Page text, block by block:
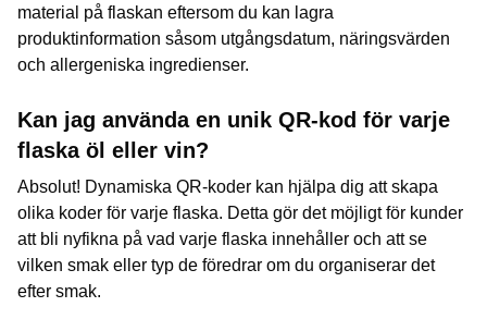
material på flaskan eftersom du kan lagra
produktinformation såsom utgångsdatum, näringsvärden
och allergeniska ingredienser.
Kan jag använda en unik QR-kod för varje
flaska öl eller vin?
Absolut! Dynamiska QR-koder kan hjälpa dig att skapa
olika koder för varje flaska. Detta gör det möjligt för kunder
att bli nyfikna på vad varje flaska innehåller och att se
vilken smak eller typ de föredrar om du organiserar det
efter smak.